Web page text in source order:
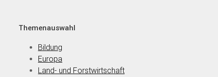
Themenauswahl
Bildung
Europa
Land- und Forstwirtschaft